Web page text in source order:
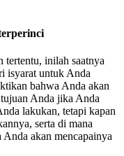
tertentu, inilah saatnya
isyarat untuk Anda
bahwa Anda akan
Anda jika Anda
lakukan, tetapi kapan
serta di mana
akan mencapainya